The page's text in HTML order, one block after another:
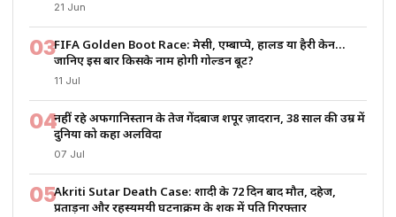
21 Jun
03FIFA Golden Boot Race: मेसी, एम्बाप्पे, हालैंड या हैरी केन…
जानिए इस बार किसके नाम होगी गोल्डन बूट?
11 Jul
04नहीं रहे अफगानिस्तान के तेज गेंदबाज शपूर ज़ादरान, 38 साल की उम्र में
दुनिया को कहा अलविदा
07 Jul
05Akriti Sutar Death Case: शादी के 72 दिन बाद मौत, दहेज,
प्रताड़ना और रहस्यमयी घटनाक्रम के शक में पति गिरफ्तार